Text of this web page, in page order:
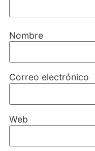
Nombre
Correo electrónico
Web